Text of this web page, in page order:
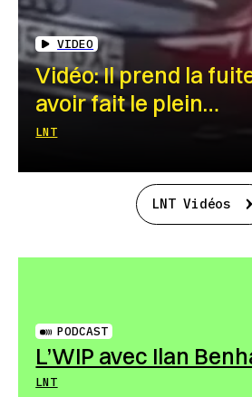
VIDEO
Vidéo: Il prend la
avoir fait le plein…
LNT
LNT Vidéos
PODCAST
L’WIP avec Ilan
LNT